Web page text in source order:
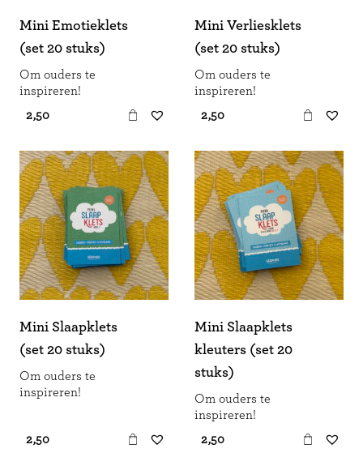
Mini Emotieklets
(set 20 stuks)
Om ouders te
inspireren!
€ 2,50
Mini Verliesklets
(set 20 stuks)
Om ouders te
inspireren!
€ 2,50
Mini Slaapklets
(set 20 stuks)
Om ouders te
inspireren!
€ 2,50
Mini Slaapklets
kleuters (set 20
stuks)
Om ouders te
inspireren!
€ 2,50